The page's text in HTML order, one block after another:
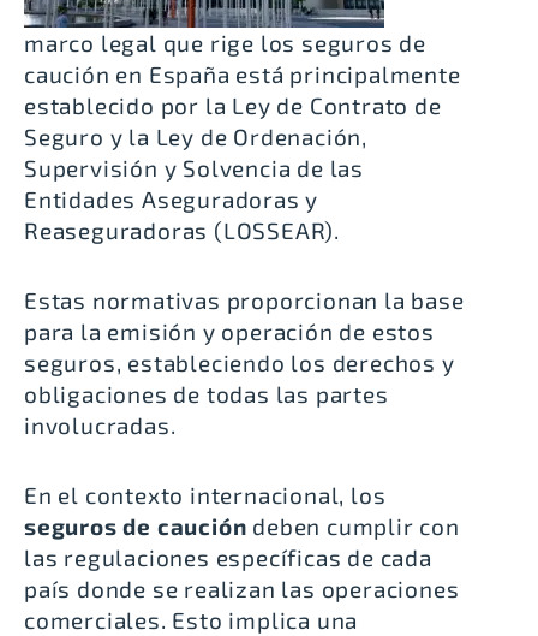
marco legal que rige los seguros de
caución en España está principalmente
establecido por la Ley de Contrato de
Seguro y la Ley de Ordenación,
Supervisión y Solvencia de las
Entidades Aseguradoras y
Reaseguradoras (LOSSEAR).
Estas normativas proporcionan la base
para la emisión y operación de estos
seguros, estableciendo los derechos y
obligaciones de todas las partes
involucradas.
En el contexto internacional, los
seguros de caución deben cumplir con
las regulaciones específicas de cada
país donde se realizan las operaciones
comerciales. Esto implica una